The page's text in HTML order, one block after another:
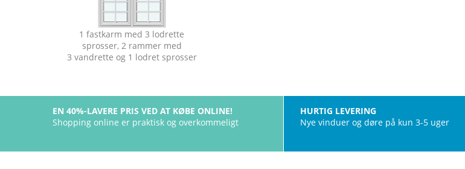
1 fastkarm med 3 lodrette
sprosser, 2 rammer med
3 vandrette og 1 lodret sprosser
EN 40%-LAVERE PRIS VED AT KØBE ONLINE!
Shopping online er praktisk og overkommeligt
HURTIG LEVERING
Nye vinduer og døre på kun 3-5 uger